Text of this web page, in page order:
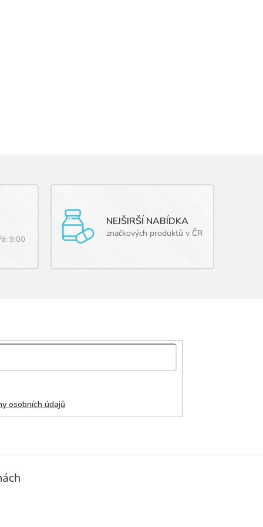
9:00
NEJŠIRŠÍ NABÍDKA
značkových produktů v ČR
osobních údajů